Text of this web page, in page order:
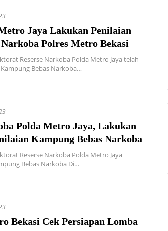
Jaya Lakukan Penilaian
Polres Metro Bekasi
Reserse Narkoba Polda Metro Jaya telah
Bebas Narkoba…
Polda Metro Jaya, Lakukan
Kampung Bebas Narkoba
Reserse Narkoba Polda Metro Jaya
Bebas Narkoba Di…
Bekasi Cek Persiapan Lomba